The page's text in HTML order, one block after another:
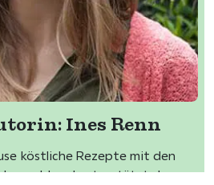
Ines Renn
köstliche Rezepte mit den
und unterstützt das